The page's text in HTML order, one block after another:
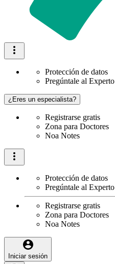
Protección de datos
Pregúntale al Experto
¿Eres un especialista?
Registrarse gratis
Zona para Doctores
Noa Notes
Protección de datos
Pregúntale al Experto
Registrarse gratis
Zona para Doctores
Noa Notes
Iniciar sesión